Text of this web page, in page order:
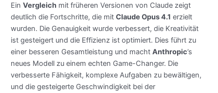
EinVergleich mit früheren Versionen von Claude zeigt
deutlich die Fortschritte, die mitClaude Opus 4.1 erzielt
wurden. Die Genauigkeit wurde verbessert, die Kreativität
ist gesteigert und die Effizienz ist optimiert. Dies führt zu
einer besseren Gesamtleistung und machtAnthropic’s
neues Modell zu einem echten Game-Changer. Die
verbesserte Fähigkeit, komplexe Aufgaben zu bewältigen,
und die gesteigerte Geschwindigkeit bei der